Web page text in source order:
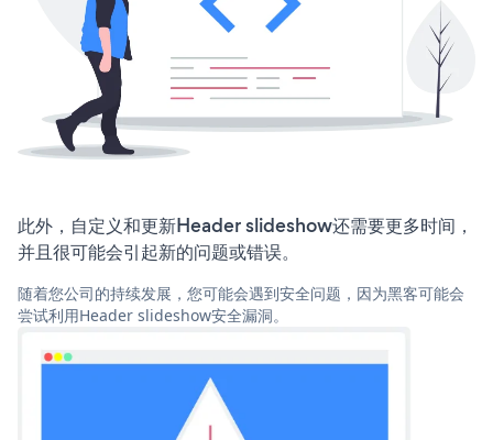
此外，自定义和更新Header slideshow还需要更多时间，
并且很可能会引起新的问题或错误。
随着您公司的持续发展，您可能会遇到安全问题，因为黑客可能会
尝试利用Header slideshow安全漏洞。